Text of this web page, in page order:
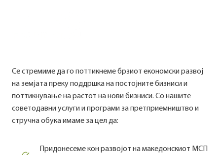
Се стремиме да го поттикнеме брзиот економски развој
на земјата преку поддршка на постојните бизниси и
поттикнување на растот на нови бизниси. Со нашите
советодавни услуги и програми за претприемништво и
стручна обука имаме за цел да:
Придонесеме кон развојот на македонскиот МСП